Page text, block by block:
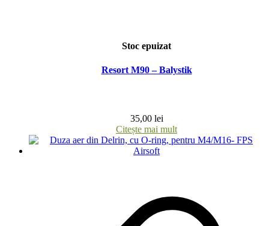
Stoc epuizat
Resort M90 – Balystik
35,00 lei
Citește mai mult